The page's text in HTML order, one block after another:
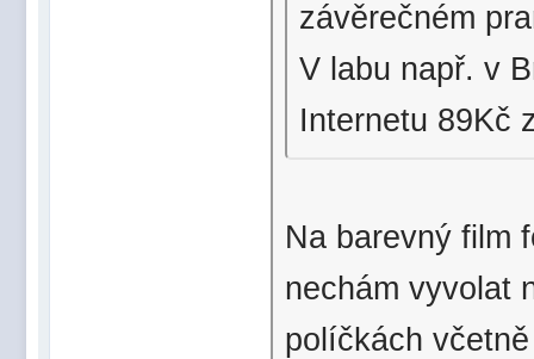
závěrečném
V labu např. v
Internetu 89Kč
Na barevný film
nechám vyvolat
políčkách